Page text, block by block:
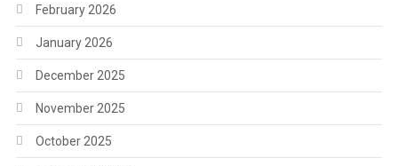
February 2026
January 2026
December 2025
November 2025
October 2025